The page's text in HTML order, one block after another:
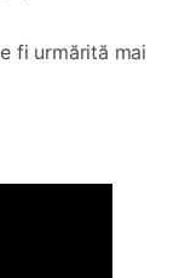
fi urmărită mai